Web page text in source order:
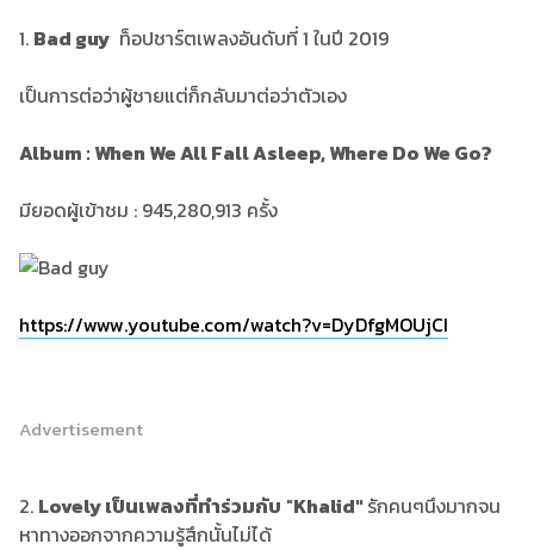
1. Bad guy ท็อปชาร์ตเพลงอันดับที่ 1 ในปี 2019
เป็นการต่อว่าผู้ชายแต่ก็กลับมาต่อว่าตัวเอง
​​​​​​Album : When We All Fall Asleep, Where Do We Go?
มียอดผู้เข้าชม : 945,280,913 ครั้ง
https://www.youtube.com/watch?v=DyDfgMOUjCI
Advertisement
2. Lovely เป็นเพลงที่ทำร่วมกับ "Khalid"รักคนๆนึงมากจน
หาทางออกจากความรู้สึกนั้นไม่ได้